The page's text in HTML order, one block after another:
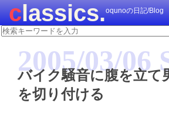
classics.oqunoの日記/Blog
2005/03/06
バイク騒音に腹を立て
を切り付ける